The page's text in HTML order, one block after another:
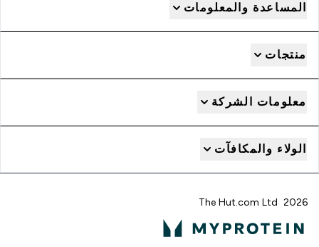
المساعدة والمعلومات
منتجات
معلومات الشركة
الولاء والمكافآت
2026 The Hut.com Ltd